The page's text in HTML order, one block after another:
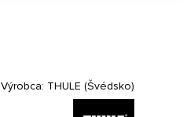
Výrobca: THULE (Švédsko)